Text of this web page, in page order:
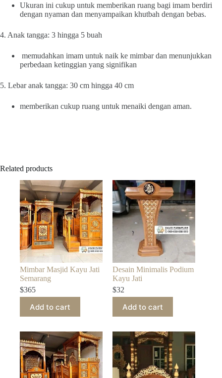
Ukuran ini cukup untuk memberikan ruang bagi imam berdiri
dengan nyaman dan menyampaikan khutbah dengan bebas.
4. Anak tangga: 3 hingga 5 buah
memudahkan imam untuk naik ke mimbar dan menunjukkan
perbedaan ketinggian yang signifikan
5. Lebar anak tangga: 30 cm hingga 40 cm
memberikan cukup ruang untuk menaiki dengan aman.
Related products
Mimbar Masjid Kayu Jati
Semarang
$365
Add to cart
Desain Minimalis Podium
Kayu Jati
$32
Add to cart